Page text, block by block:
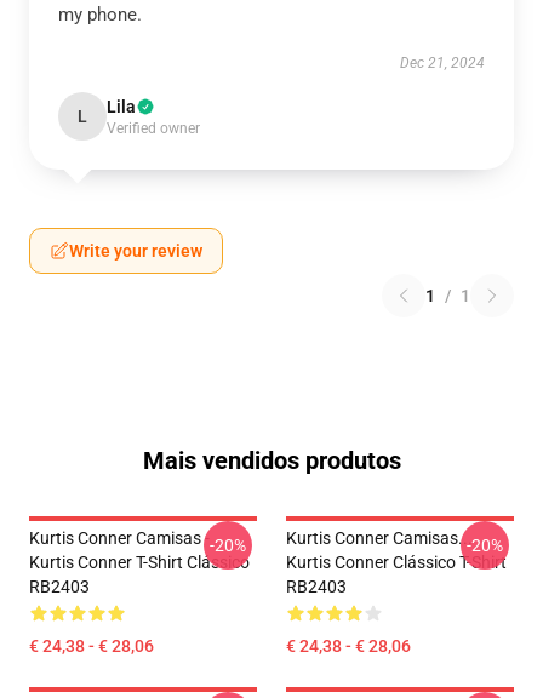
my phone.
Dec 21, 2024
L Lila
Verified owner
Write your review
1 / 1
Mais vendidos produtos
Kurtis Conner Camisas -
Kurtis Conner T-Shirt Clássico
RB2403
€ 24,38 - € 28,06
-20%
Kurtis Conner Camisas...
Kurtis Conner Clássico T-Shirt
RB2403
€ 24,38 - € 28,06
-20%